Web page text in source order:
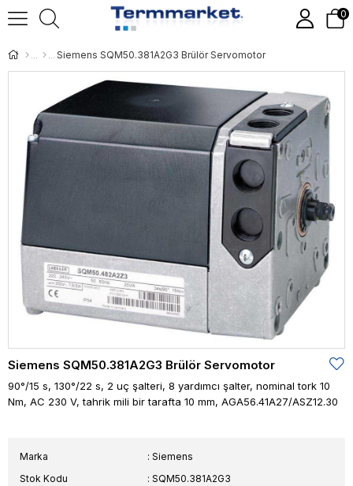
0
Siemens SQM50.381A2G3 Brülör Servomotor
Siemens SQM50.381A2G3 Brülör Servomotor
90°/15 s, 130°/22 s, 2 uç şalteri, 8 yardımcı şalter, nominal tork 10
Nm, AC 230 V, tahrik mili bir tarafta 10 mm, AGA56.41A27/ASZ12.30
Marka : Siemens
Stok Kodu
SQM50.381A2G3